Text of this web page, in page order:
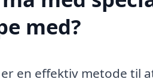
med?
en effektiv metode til